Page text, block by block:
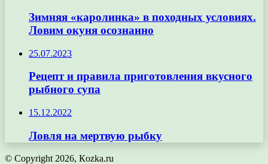
Зимняя «каролинка» в походных условиях.
Ловим окуня осознанно
25.07.2023
Рецепт и правила приготовления вкусного
рыбного супа
15.12.2022
Ловля на мертвую рыбку
© Copyright 2026, Кozka.ru